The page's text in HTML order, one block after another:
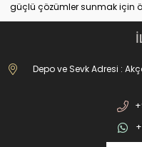
güçlü çözümler sunmak için
gibi farklı yüzeylerde
marangozluk, kaynak, delme,
maksimum
İster büyük ölçekli sanayi tipi
onarımlar; doğru işkence
işkencelerden matkap
işkencesine kadar geniş ürün
uygun alternatifler bulabilirsiniz.
Depo ve Sevk Adresi :